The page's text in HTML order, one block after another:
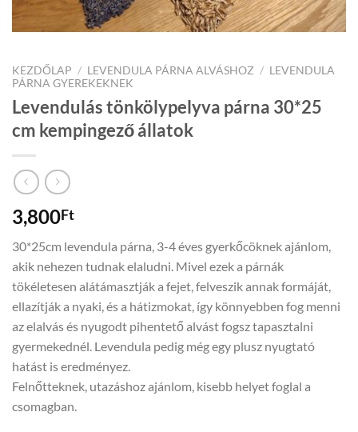
KEZDŐLAP / LEVENDULA PÁRNA ALVÁSHOZ / LEVENDULA
PÁRNA GYEREKEKNEK
Levendulás tönkölypelyva párna 30*25
cm kempingező állatok
3,800Ft
30*25cm levendula párna, 3-4 éves gyerkőcöknek ajánlom,
akik nehezen tudnak elaludni. Mivel ezek a párnák
tökéletesen alátámasztják a fejet, felveszik annak formáját,
ellazítják a nyaki, és a hátizmokat, így könnyebben fog menni
az elalvás és nyugodt pihentető alvást fogsz tapasztalni
gyermekednél. Levendula pedig még egy plusz nyugtató
hatást is eredményez.
Felnőtteknek, utazáshoz ajánlom, kisebb helyet foglal a
csomagban.